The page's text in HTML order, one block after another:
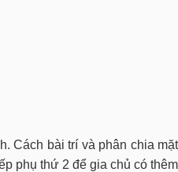
Cách bài trí và phân chia mặt
phụ thứ 2 để gia chủ có thêm